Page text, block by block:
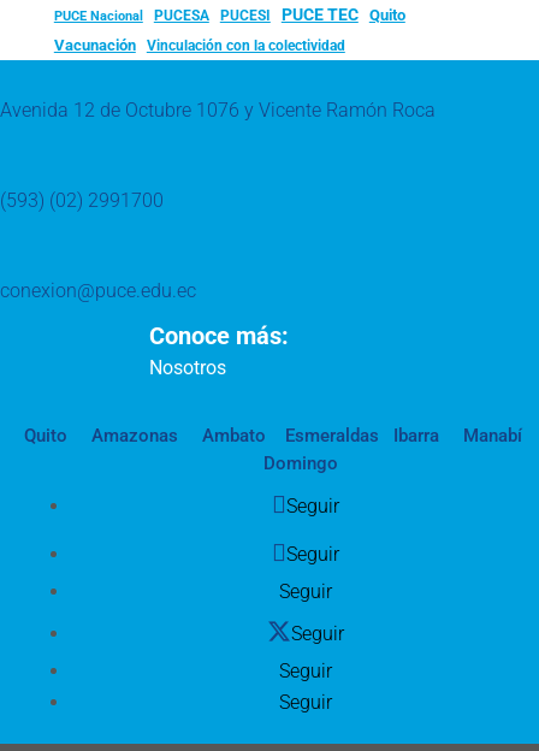
PUCE Nacional PUCESA PUCESI PUCE TEC
Quito
Vacunación
Vinculación con la colectividad
Avenida 12 de Octubre 1076 y Vicente Ramón Roca
(593) (02) 2991700
conexion@puce.edu.ec
Conoce más:
Nosotros
Quito Amazonas Ambato Esmeraldas Ibarra
Manabí
Domingo
Seguir
Seguir
Seguir
Seguir
Seguir
Seguir